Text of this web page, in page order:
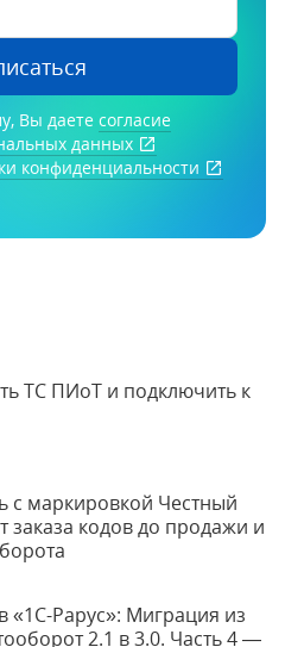
Вы даете согласие
данных
конфиденциальности
ТС ПИоТ и подключить к
с маркировкой Честный
заказа кодов до продажи и
«1С-Рарус»: Миграция из
2.1 в 3.0. Часть 4 —